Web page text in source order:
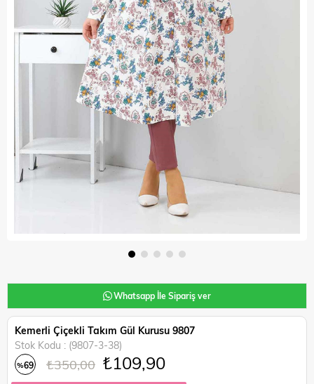
Whatsapp İle Sipariş ver
Kemerli Çiçekli Takım Gül Kurusu 9807
Stok Kodu
(9807-3-38)
%69 ₺350,00 ₺109,90